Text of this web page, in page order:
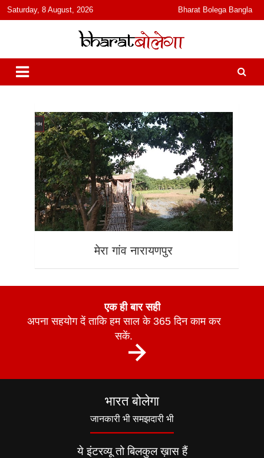
content
Saturday, 8 August, 2026 Bharat Bolega Bangla
भारत बोलेगा
हिंदी में समाचार, विचार, ऑडियो, वीडियो और फ़ीचर. भारत बोलेगा हिंदी न्यूज़ वेबसाइट
India: News, Views, Info, Trends & Podcast I जानकारी भी समझदारी भी
और पॉडकास्ट
मेरा गांव नारायणपुर
एक ही बार सही
अपना सहयोग दें ताकि हम साल के 365 दिन काम कर
सकें.
भारत बोलेगा
जानकारी भी समझदारी भी
ये इंटरव्यू तो बिलकुल ख़ास हैं